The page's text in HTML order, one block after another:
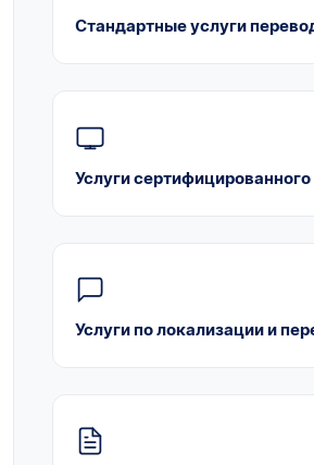
Стандартные услуги
Услуги
Услуги по локализации и